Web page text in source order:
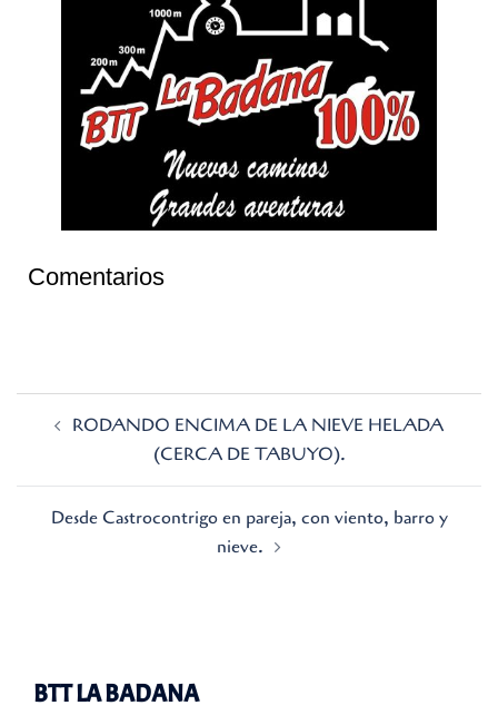
Comentarios
RODANDO ENCIMA DE LA NIEVE HELADA
(CERCA DE TABUYO).
Desde Castrocontrigo en pareja, con viento, barro y
nieve.
BTT LA BADANA